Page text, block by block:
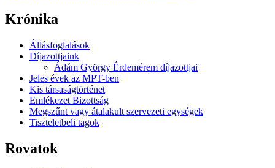
Krónika
Állásfoglalások
Díjazottjaink
Ádám György Érdemérem díjazottjai
Jeles évek az MPT-ben
Kis társaságtörténet
Emlékezet Bizottság
Megszűnt vagy átalakult szervezeti egységek
Tiszteletbeli tagok
Rovatok